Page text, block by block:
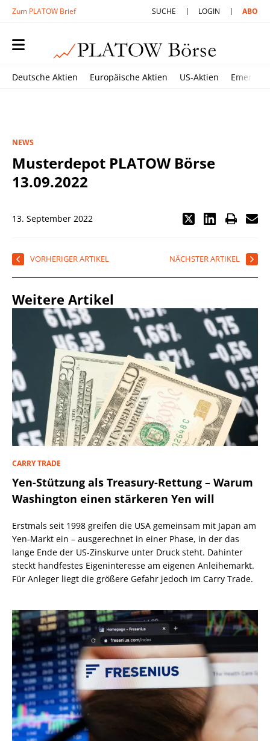
Zum PLATOW Brief SUCHE LOGIN ABO
Deutsche Aktien Europäische Aktien US-Aktien
NEWS
Musterdepot PLATOW Börse
13.09.2022
13. September 2022
VORHERIGER ARTIKEL NÄCHSTER ARTIKEL
Weitere Artikel
CARRY TRADE
Yen-Stützung als Treasury-Rettung – Warum
Washington einen stärkeren Yen will
Erstmals seit 1998 greifen die USA gemeinsam mit Japan am
Yen-Markt ein – ausgerechnet in einer Phase, in der das
lange Ende der US-Zinskurve unter Druck steht. Dahinter
steckt handfestes Eigeninteresse am eigenen Anleihemarkt.
Für Anleger liegt die größere Gefahr jedoch im Carry Trade.